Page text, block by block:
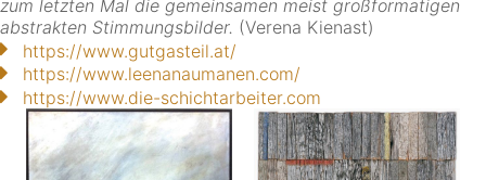
zum letzten Mal die gemeinsamen meist großformatigen
abstrakten Stimmungsbilder. (Verena Kienast)
https://www.gutgasteil.at/
https://www.leenanaumanen.com/
https://www.die-schichtarbeiter.com